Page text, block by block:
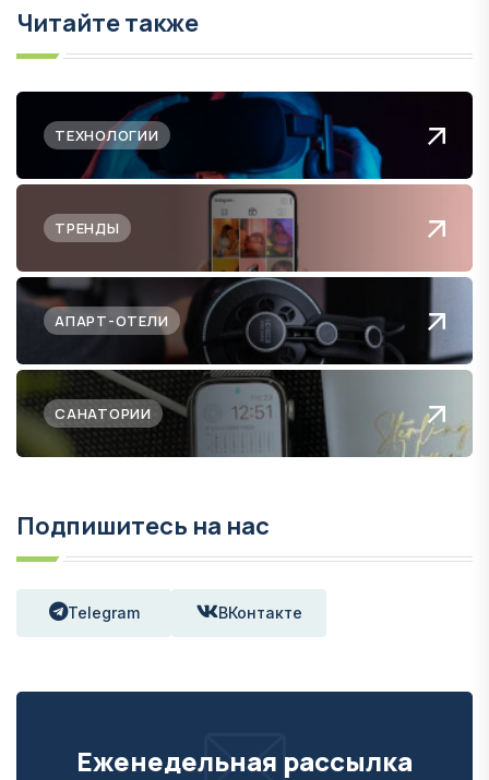
Читайте также
ТЕХНОЛОГИИ
ТРЕНДЫ
АПАРТ-ОТЕЛИ
САНАТОРИИ
Подпишитесь на нас
Telegram ВКонтакте
Еженедельная рассылка